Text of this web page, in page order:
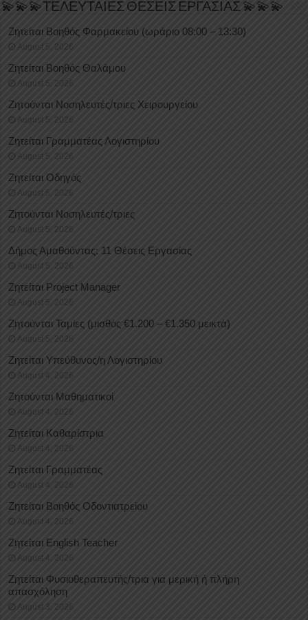
💫💫💫ΤΕΛΕΥΤΑΙΕΣ ΘΕΣΕΙΣ ΕΡΓΑΣΙΑΣ 💫💫💫
Ζητείται Βοηθός Φαρμακείου (ωράριο 08:00 – 13:30)
August 5, 2026
Ζητείται Βοηθός Θαλάμου
August 5, 2026
Ζητούνται Νοσηλευτές/τριες Χειρουργείου
August 5, 2026
Ζητείται Γραμματέας Λογιστηρίου
August 5, 2026
Ζητείται Οδηγός
August 5, 2026
Ζητούνται Νοσηλευτές/τριες
August 5, 2026
Δήμος Αμαθούντας: 11 Θέσεις Εργασίας
August 5, 2026
Ζητείται Project Manager
August 5, 2026
Ζητούνται Ταμίες (μισθός €1.200 – €1.350 μεικτά)
August 5, 2026
Ζητείται Υπεύθυνος/η Λογιστηρίου
August 4, 2026
Ζητούνται Μαθηματικοί
August 4, 2026
Ζητείται Καθαρίστρια
August 4, 2026
Ζητείται Γραμματέας
August 4, 2026
Ζητείται Βοηθός Οδοντιατρείου
August 4, 2026
Ζητείται English Teacher
August 4, 2026
Ζητείται Φυσιοθεραπευτής/τρια για μερική ή πλήρη
απασχόληση
August 3, 2026